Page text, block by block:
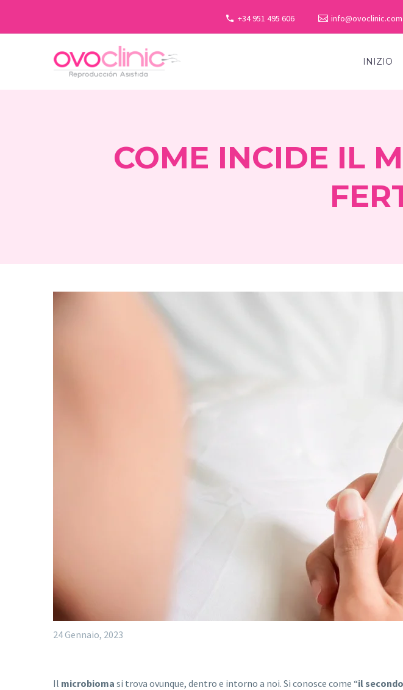
+34 951 495 606 info@ovoclinic.com
INIZIO
COME INCIDE IL
24 Gennaio, 2023
Il microbioma si trova ovunque, dentro e intorno a noi. Si conosce come “il